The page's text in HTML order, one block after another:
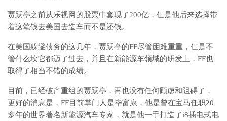
贾跃亭之前从乐视网的股票中套现了200亿，但是他后来选择带
着这笔钱去美国去造车而不是还钱。
在美国躲避债务的这几年，贾跃亭的FF尽管困难重重，但是不
管什么坎它都迈了过去，并且在新能源车领域的研发上，FF也
取得了相当不错的成绩。
目前，已经破产重组的贾跃亭，再也没有任何顾虑和阻碍了，
更好的消息是，FF目前掌门人是毕富康，他是曾在宝马任职20
多年的世界著名新能源汽车专家，就是他一手打造了i8插电式电